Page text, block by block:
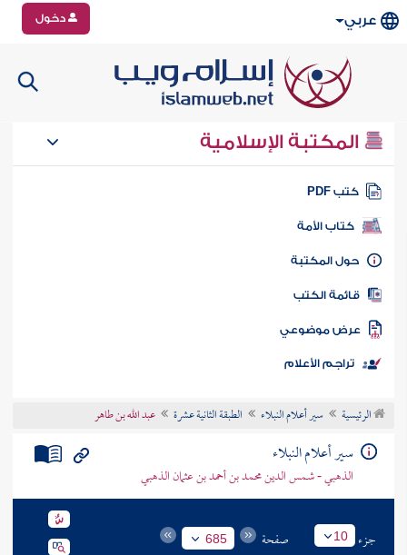
عربي دخول
المكتبة الإسلامية
كتب PDF
كتاب الأمة
المكتبة
الكتب
موضوعي
تراجم الأعلام
الرئيسية سير أعلام النبلاء الطبقة الثانية عشرة عبد الله بن طاهر
سير أعلام النبلاء
الذهبي - شمس الدين محمد بن أحمد بن عثمان الذهبي
جزء 10 صفحة 685